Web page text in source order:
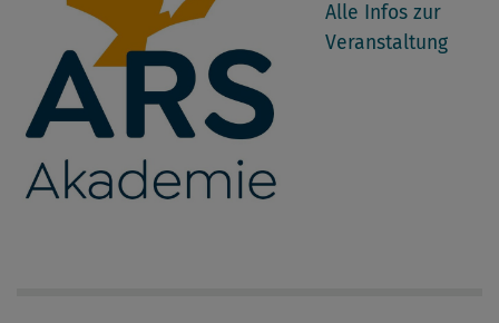
Alle Infos zur
Veranstaltung